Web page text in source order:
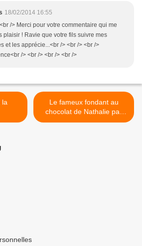
18/02/2014 16:55
/> Merci pour votre commentaire qui me
plaisir ! Ravie que votre fils suivre mes
et les apprécie...<br /> <br /> <br />
/> <br /> <br /> <br />
Le fameux fondant au
chocolat de Nathalie par
Trish Deseine >